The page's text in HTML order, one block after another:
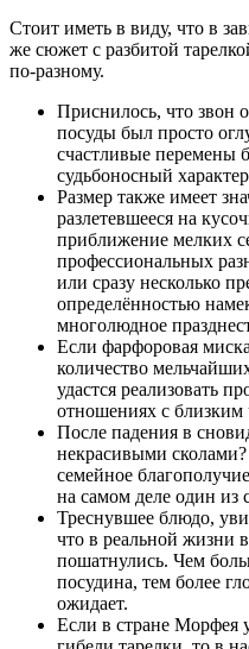
Стоит иметь в виду, что в
же сюжет с разбитой
по-разному.
Приснилось, что звон
посуды был просто
счастливые перемены
судьбоносный
Размер также имеет
разлетевшееся на
приближение мелких
профессиональных
или сразу несколько
определённостью
многолюдное
Если фарфоровая
количество
удастся реализовать
отношениях с близким
После падения в
некрасивыми
семейное
на самом деле один из
Треснувшее блюдо,
что в реальной жизни
пошатнулись. Чем
посудина, тем более
ожидает.
Если в стране Морфея